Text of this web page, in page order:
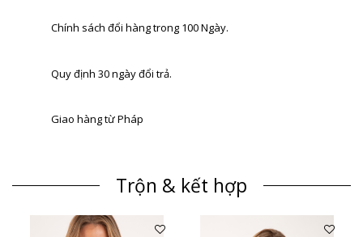
Chính sách đổi hàng trong 100 Ngày.
Quy định 30 ngày đổi trả.
Giao hàng từ Pháp
Trộn & kết hợp